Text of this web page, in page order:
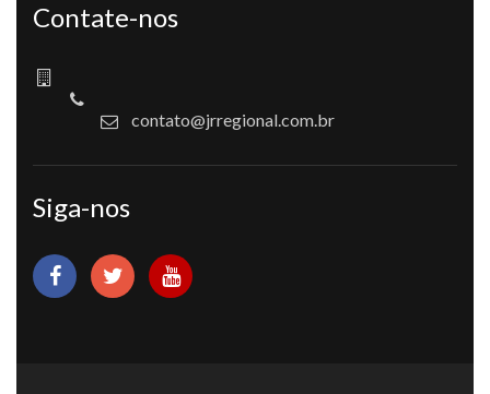
Contate-nos
contato@jrregional.com.br
Siga-nos